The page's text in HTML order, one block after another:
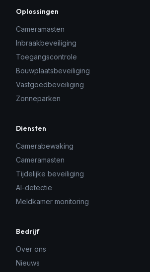
Oplossingen
Cameramasten
Inbraakbeveiliging
Toegangscontrole
Bouwplaatsbeveiliging
Vastgoedbeveiliging
Zonneparken
Diensten
Camerabewaking
Cameramasten
Tijdelijke beveiliging
AI-detectie
Meldkamer monitoring
Bedrijf
Over ons
Nieuws